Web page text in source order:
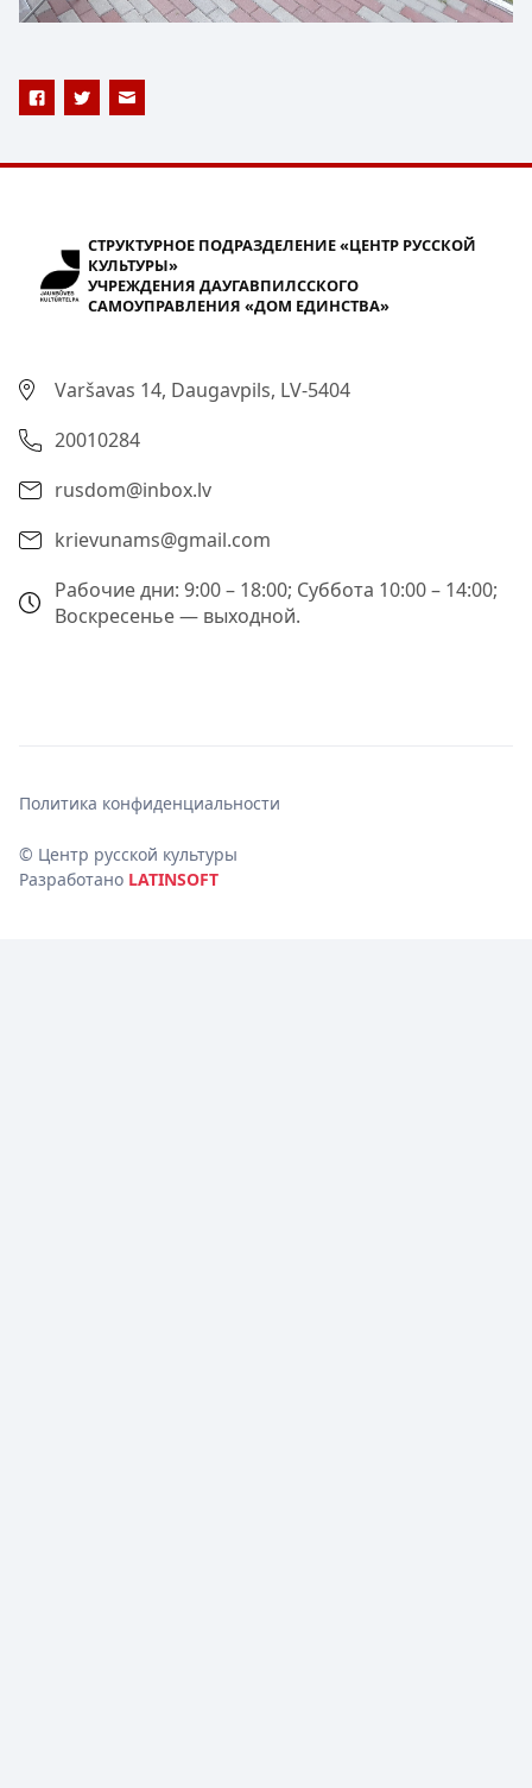
СТРУКТУРНОЕ ПОДРАЗДЕЛЕНИЕ «ЦЕНТР РУССКОЙ
КУЛЬТУРЫ»
УЧРЕЖДЕНИЯ ДАУГАВПИЛССКОГО
САМОУПРАВЛЕНИЯ «ДОМ ЕДИНСТВА»
Varšavas 14, Daugavpils, LV-5404
20010284
rusdom@inbox.lv
krievunams@gmail.com
Рабочие дни: 9:00 – 18:00; Суббота 10:00 – 14:00;
Воскресенье — выходной.
© Центр русской культуры
Разработано LATINSOFT
Политика конфиденциальности